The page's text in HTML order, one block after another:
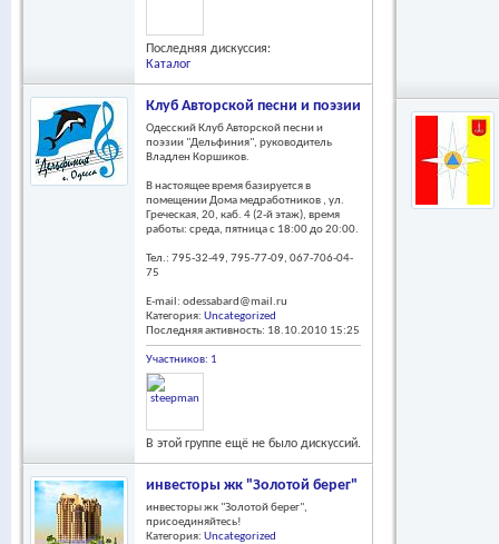
Последняя дискуссия:
Каталог
Клуб Авторской песни и поэзии "Дельфиния"
Одесский Клуб Авторской песни и
поэзии "Дельфиния", руководитель
Владлен Коршиков.
В настоящее время базируется в
помещении Дома медработников , ул.
Греческая, 20, каб. 4 (2-й этаж), время
работы: среда, пятница с 18:00 до 20:00.
Тел.: 795-32-49, 795-77-09, 067-706-04-
75
E-mail: odessabard@mail.ru
Категория: Uncategorized
Последняя активность: 18.10.2010 15:25
Участников: 1
В этой группе ещё не было дискуссий.
инвесторы жк "Золотой берег"
инвесторы жк "Золотой берег",
присоединяйтесь!
Категория: Uncategorized